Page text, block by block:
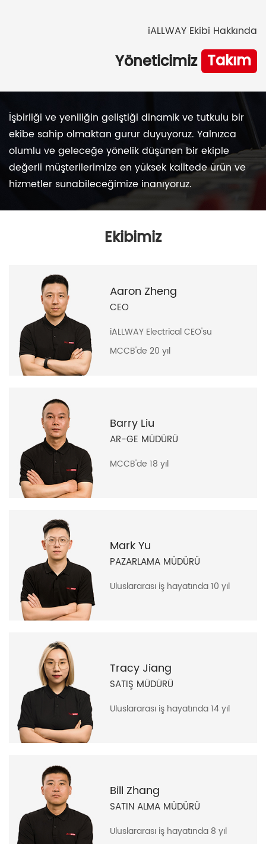
iALLWAY Ekibi Hakkında
Yöneticimiz Takım
İşbirliği ve yeniliğin geliştiği dinamik ve tutkulu bir
ekibe sahip olmaktan gurur duyuyoruz. Yalnızca
olumlu ve geleceğe yönelik düşünen bir ekiple
değerli müşterilerimize en yüksek kalitede ürün ve
hizmetler sunabileceğimize inanıyoruz.
Ekibimiz
Aaron Zheng
CEO
iALLWAY Electrical CEO'su
MCCB'de 20 yıl
Barry Liu
AR-GE MÜDÜRÜ
MCCB'de 18 yıl
Mark Yu
PAZARLAMA MÜDÜRÜ
Uluslararası iş hayatında 10 yıl
Tracy Jiang
SATIŞ MÜDÜRÜ
Uluslararası iş hayatında 14 yıl
Bill Zhang
SATIN ALMA MÜDÜRÜ
Uluslararası iş hayatında 8 yıl